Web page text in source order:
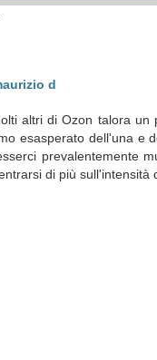
d
altri di Ozon talora
esasperato dell'una
prevalentemente
di più sull'intensità